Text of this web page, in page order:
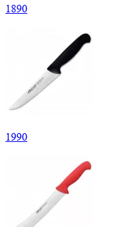
1890
1990